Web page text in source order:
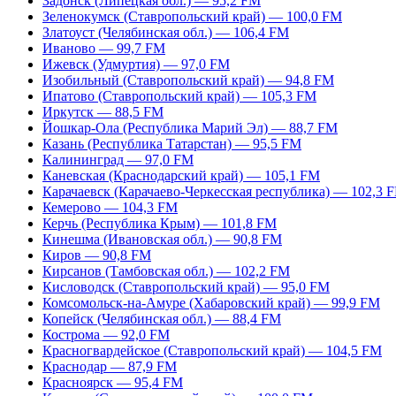
Зеленокумск (Ставропольский край) — 100,0 FM
Златоуст (Челябинская обл.) — 106,4 FM
Иваново — 99,7 FM
Ижевск (Удмуртия) — 97,0 FM
Изобильный (Ставропольский край) — 94,8 FM
Ипатово (Ставропольский край) — 105,3 FM
Иркутск — 88,5 FM
Йошкар-Ола (Республика Марий Эл) — 88,7 FM
Казань (Республика Татарстан) — 95,5 FM
Калининград — 97,0 FM
Каневская (Краснодарский край) — 105,1 FM
Карачаевск (Карачаево-Черкесская республика) — 102,3
Кемерово — 104,3 FM
Керчь (Республика Крым) — 101,8 FM
Кинешма (Ивановская обл.) — 90,8 FM
Киров — 90,8 FM
Кирсанов (Тамбовская обл.) — 102,2 FM
Кисловодск (Ставропольский край) — 95,0 FM
Комсомольск-на-Амуре (Хабаровский край) — 99,9 FM
Копейск (Челябинская обл.) — 88,4 FM
Кострома — 92,0 FM
Красногвардейское (Ставропольский край) — 104,5 FM
Краснодар — 87,9 FM
Красноярск — 95,4 FM